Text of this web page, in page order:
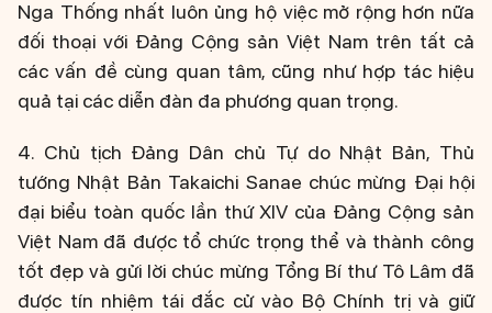
Nga Thống nhất luôn ủng hộ việc mở rộng hơn nữa
đối thoại với Đảng Cộng sản Việt Nam trên tất cả
các vấn đề cùng quan tâm, cũng như hợp tác hiệu
quả tại các diễn đàn đa phương quan trọng.
4. Chủ tịch Đảng Dân chủ Tự do Nhật Bản, Thủ
tướng Nhật Bản Takaichi Sanae chúc mừng Đại hội
đại biểu toàn quốc lần thứ XIV của Đảng Cộng sản
Việt Nam đã được tổ chức trọng thể và thành công
tốt đẹp và gửi lời chúc mừng Tổng Bí thư Tô Lâm đã
được tín nhiệm tái đắc cử vào Bộ Chính trị và giữ